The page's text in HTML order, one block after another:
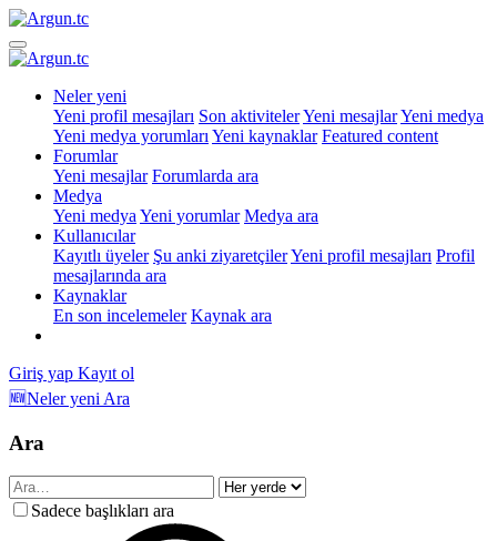
Neler yeni
Yeni profil mesajları Son aktivitelerYeni mesajlarYeni medya
Yeni medya yorumları Yeni kaynaklar Featured content
Forumlar
Yeni mesajlar Forumlarda ara
Medya
Yeni medya Yeni yorumlar Medya ara
Kullanıcılar
Kayıtlı üyeler Şu anki ziyaretçilerYeni profil mesajları Profil
mesajlarında ara
Kaynaklar
En son incelemeler Kaynak ara
Giriş yap Kayıt ol
🆕Neler yeni Ara
Ara
Sadece başlıkları ara